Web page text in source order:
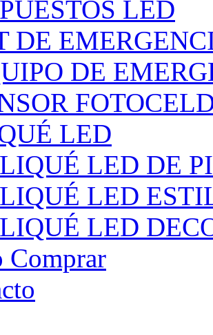
LED
DE
DE
LED
LED DE
LED
LED
Comprar